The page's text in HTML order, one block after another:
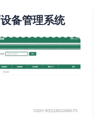
备管理系统